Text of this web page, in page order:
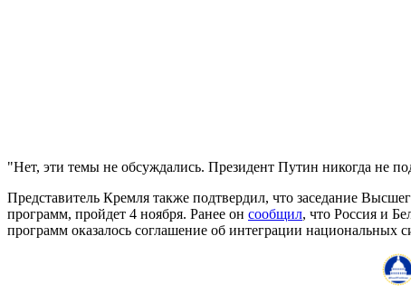
"Нет, эти темы не обсуждались. Президент Путин никогда не
Представитель Кремля также подтвердил, что заседание
программ, пройдет 4 ноября. Ранее он сообщил, что Россия и
программ оказалось соглашение об интеграции